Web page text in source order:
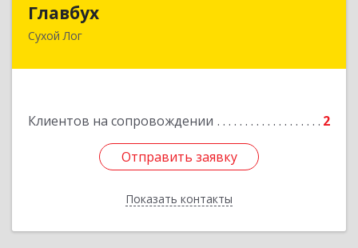
Главбух
Сухой Лог
Клиентов на сопровождении 2
Отправить заявку
Показать контакты
Отправить заявку
Назад